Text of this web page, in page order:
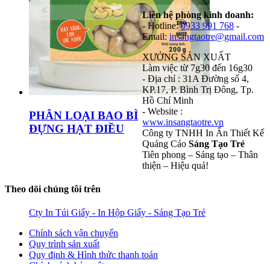
PHÂN LOẠI BAO BÌ
ĐỰNG HẠT ĐIỀU
Liên hệ phòng kinh doanh:
- Hotline:0933 991 768 -
Email:insangtaotre@gmail.com
XƯỞNG SẢN XUẤT
Làm việc từ 7g30 đến 16g30
- Địa chỉ : 31A Đường số 4,
KP.17, P. Bình Trị Đông, Tp.
Hồ Chí Minh
- Website :
www.insangtaotre.vn
Công ty TNHH In Ấn Thiết Kế
Quảng CáoSáng Tạo Trẻ
Tiên phong – Sáng tạo – Thân
thiện – Hiệu quả!
Theo dõi chúng tôi trên
Cty In Túi Giấy - In Hộp Giấy - Sáng Tạo Trẻ
Chính sách vận chuyển
Quy trình sản xuất
Quy định & Hình thức thanh toán